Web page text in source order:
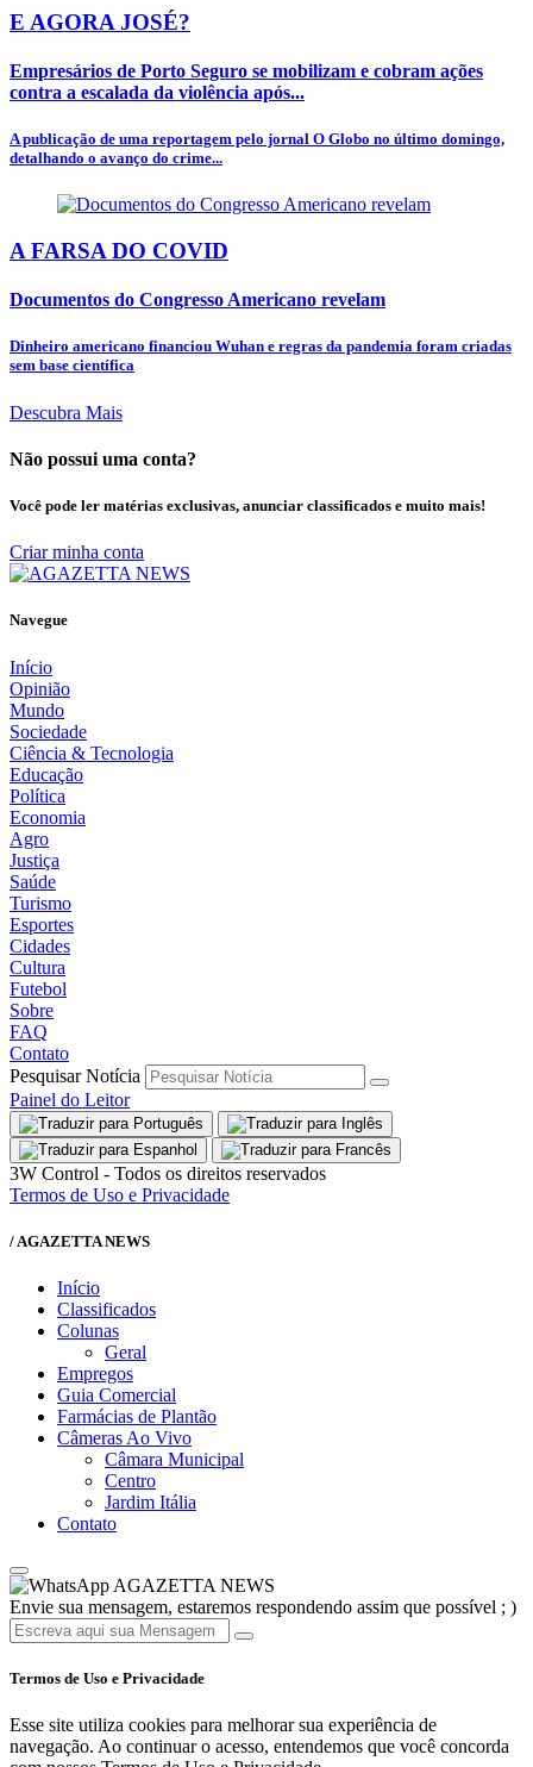
E AGORA JOSÉ?
Empresários de Porto Seguro se mobilizam e cobram ações
contra a escalada da violência após...
A publicação de uma reportagem pelo jornal O Globo no último domingo,
detalhando o avanço do crime...
A FARSA DO COVID
Documentos do Congresso Americano revelam
Dinheiro americano financiou Wuhan e regras da pandemia foram criadas
sem base científica
Descubra Mais
Não possui uma conta?
Você pode ler matérias exclusivas, anunciar classificados e muito mais!
Criar minha conta
Navegue
Início
Opinião
Mundo
Sociedade
Ciência & Tecnologia
Educação
Política
Economia
Agro
Justiça
Saúde
Turismo
Esportes
Cidades
Cultura
Futebol
Sobre
FAQ
Contato
Pesquisar Notícia
Painel do Leitor
3W Control - Todos os direitos reservados
Termos de Uso e Privacidade
/ AGAZETTA NEWS
Início
Classificados
Colunas
Geral
Empregos
Guia Comercial
Farmácias de Plantão
Câmeras Ao Vivo
Câmara Municipal
Centro
Jardim Itália
Contato
AGAZETTA NEWS
Envie sua mensagem, estaremos respondendo assim que possível ; )
Termos de Uso e Privacidade
Esse site utiliza cookies para melhorar sua experiência de
navegação. Ao continuar o acesso, entendemos que você concorda